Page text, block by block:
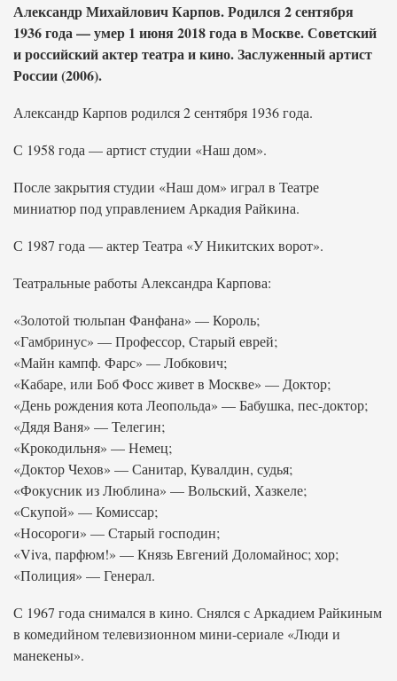
Александр Михайлович Карпов. Родился 2 сентября
1936 года — умер 1 июня 2018 года в Москве. Советский
и российский актер театра и кино. Заслуженный артист
России (2006).
Александр Карпов родился 2 сентября 1936 года.
С 1958 года — артист студии «Наш дом».
После закрытия студии «Наш дом» играл в Театре
миниатюр под управлением Аркадия Райкина.
С 1987 года — актер Театра «У Никитских ворот».
Театральные работы Александра Карпова:
«Золотой тюльпан Фанфана» — Король;
«Гамбринус» — Профессор, Старый еврей;
«Майн кампф. Фарс» — Лобкович;
«Кабаре, или Боб Фосс живет в Москве» — Доктор;
«День рождения кота Леопольда» — Бабушка, пес-доктор;
«Дядя Ваня» — Телегин;
«Крокодильня» — Немец;
«Доктор Чехов» — Санитар, Кувалдин, судья;
«Фокусник из Люблина» — Вольский, Хазкеле;
«Скупой» — Комиссар;
«Носороги» — Старый господин;
«Viva, парфюм!» — Князь Евгений Доломайнос; хор;
«Полиция» — Генерал.
С 1967 года снимался в кино. Снялся с Аркадием Райкиным
в комедийном телевизионном мини-сериале «Люди и
манекены».